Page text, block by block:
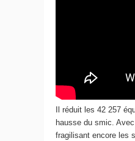
Il réduit les 42 257
hausse du smic.
fragilisant encore les